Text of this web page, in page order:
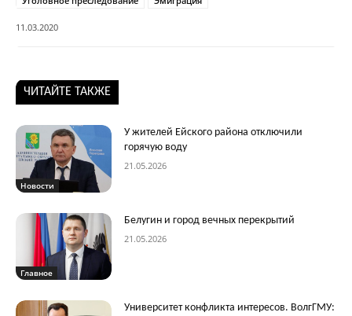
11.03.2020
ЧИТАЙТЕ ТАКЖЕ
Новости
У жителей Ейского района отключили
горячую воду
21.05.2026
Главное
Белугин и город вечных перекрытий
21.05.2026
Университет конфликта интересов. ВолгГМУ: